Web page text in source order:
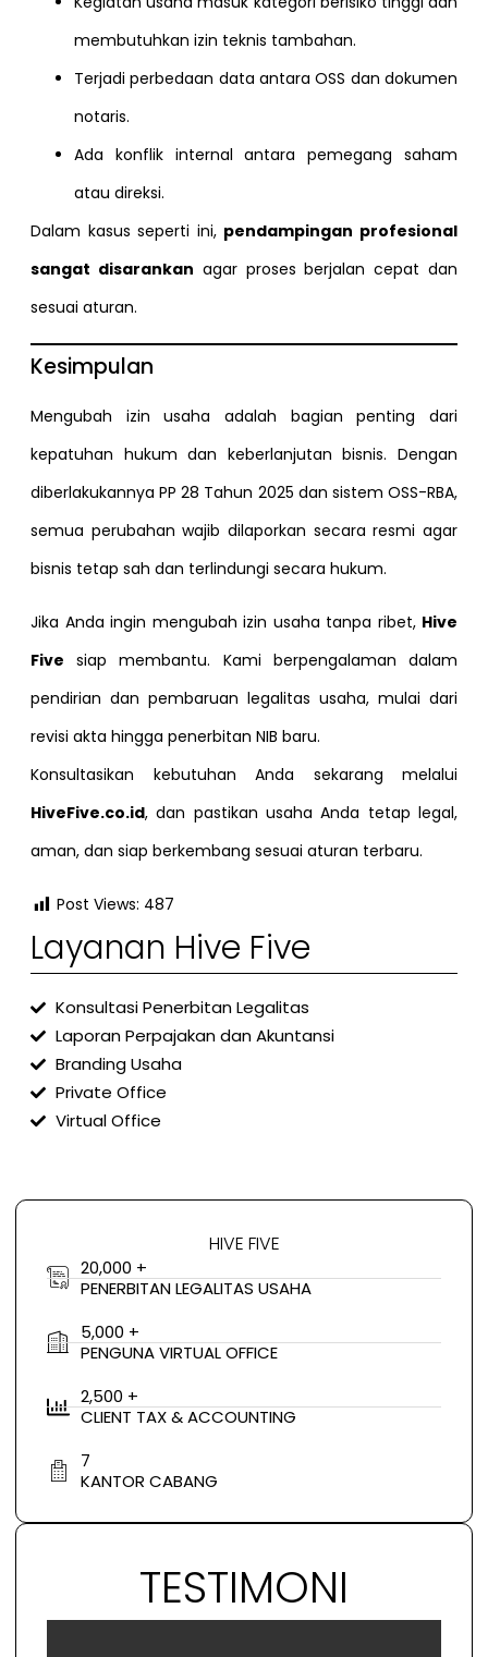
membutuhkan izin teknis tambahan.
Terjadi perbedaan data antara OSS dan dokumen
notaris.
Ada konflik internal antara pemegang saham
atau direksi.
Dalam kasus seperti ini, pendampingan profesional
sangat disarankan agar proses berjalan cepat dan
sesuai aturan.
Kesimpulan
Mengubah izin usaha adalah bagian penting dari
kepatuhan hukum dan keberlanjutan bisnis. Dengan
diberlakukannya PP 28 Tahun 2025 dan sistem OSS-RBA,
semua perubahan wajib dilaporkan secara resmi agar
bisnis tetap sah dan terlindungi secara hukum.
Jika Anda ingin mengubah izin usaha tanpa ribet, Hive
Five siap membantu. Kami berpengalaman dalam
pendirian dan pembaruan legalitas usaha, mulai dari
revisi akta hingga penerbitan NIB baru.
Konsultasikan kebutuhan Anda sekarang melalui
HiveFive.co.id, dan pastikan usaha Anda tetap legal,
aman, dan siap berkembang sesuai aturan terbaru.
Post Views: 487
Layanan Hive Five
Konsultasi Penerbitan Legalitas
Laporan Perpajakan dan Akuntansi
Branding Usaha
Private Office
Virtual Office
HIVE FIVE
20,000 +
PENERBITAN LEGALITAS USAHA
5,000 +
PENGUNA VIRTUAL OFFICE
2,500 +
CLIENT TAX & ACCOUNTING
7
KANTOR CABANG
TESTIMONI